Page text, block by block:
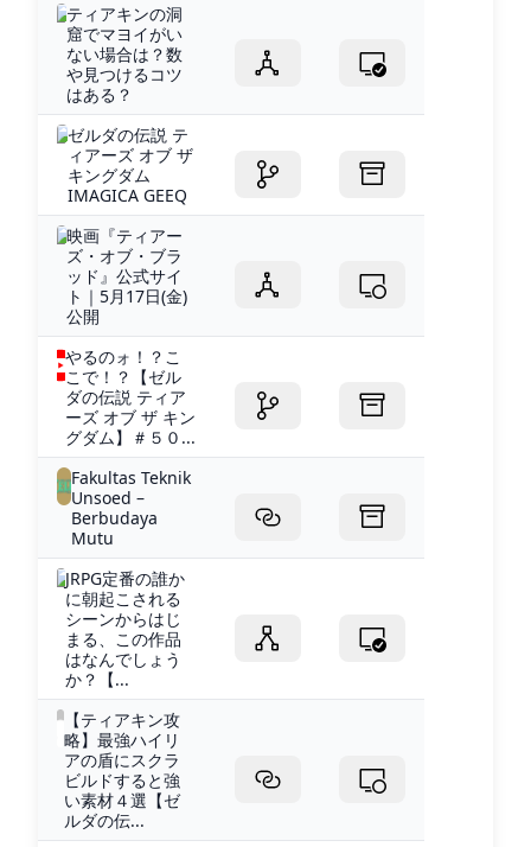
ティアキンの洞
窟でマヨイがい
ない場合は？数
や見つけるコツ
はある？
ゼルダの伝説 テ
ィアーズ オブ ザ
キングダム
IMAGICA GEEQ
映画『ティアー
ズ・オブ・ブラ
ッド』公式サイ
ト｜5月17日(金)
公開
やるのォ！？こ
こで！？【ゼル
ダの伝説 ティア
ーズ オブ ザ キン
グダム】＃５０...
Fakultas Teknik
Unsoed –
Berbudaya
Mutu
JRPG定番の誰か
に朝起こされる
シーンからはじ
まる、この作品
はなんでしょう
か？【...
【ティアキン攻
略】最強ハイリ
アの盾にスクラ
ビルドすると強
い素材４選【ゼ
ルダの伝...